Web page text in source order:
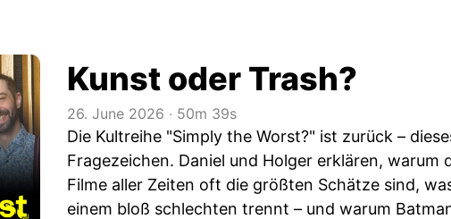
Kunst oder Trash?
26. June 2026 ‧ 50m 39s
Die Kultreihe "Simply the Worst?" ist zurück –
Fragezeichen. Daniel und Holger erklären, warum
Filme aller Zeiten oft die größten Schätze sind,
einem bloß schlechten trennt – und warum